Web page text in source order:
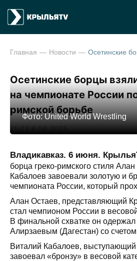
Главная Новости
Осетинские борцы
на чемпионате России
римской борьбе
21:23 6.06.2025
Фото: United World Wrestling
Владикавказ. 6 июня.
борца греко-римского стиля
Кабалоев завоевали золотую и
чемпионата России, который
Алан Остаев, представляющий
стал чемпионом России в весовой
В финальной схватке он
Алирзаевым (Дагестан) со
Виталий Кабалоев,
завоевал «бронзу» в весовой